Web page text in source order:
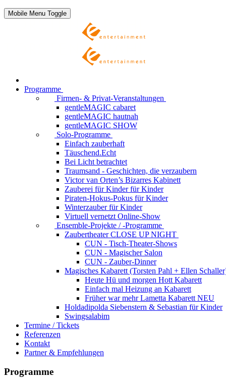
Mobile Menu Toggle
Programme
Firmen- & Privat-Veranstaltungen
gentleMAGIC cabaret
gentleMAGIC hautnah
gentleMAGIC SHOW
Solo-Programme
Einfach zauberhaft
Täuschend.Echt
Bei Licht betrachtet
Traumsand - Geschichten, die verzaubern
Victor van Orten’s Bizarres Kabinett
Zauberei für Kinder für Kinder
Piraten-Hokus-Pokus für Kinder
Winterzauber für Kinder
Virtuell vernetzt Online-Show
Ensemble-Projekte / -Programme
Zaubertheater CLOSE UP NIGHT
CUN - Tisch-Theater-Shows
CUN - Magischer Salon
CUN - Zauber-Dinner
Magisches Kabarett (Torsten Pahl + Ellen
Heute Hü und morgen Hott Kabarett
Einfach mal Heizung an Kabarett
Früher war mehr Lametta Kabarett NEU
Holdadipolda Siebenstern & Sebastian für Kinder
Swingsalabim
Termine / Tickets
Referenzen
Kontakt
Partner & Empfehlungen
Programme